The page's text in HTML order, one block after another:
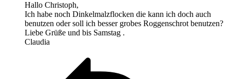
Hallo Christoph,
Ich habe noch Dinkelmalzflocken die kann ich doch auch
benutzen oder soll ich besser grobes Roggenschrot benutzen?
Liebe Grüße und bis Samstag .
Claudia